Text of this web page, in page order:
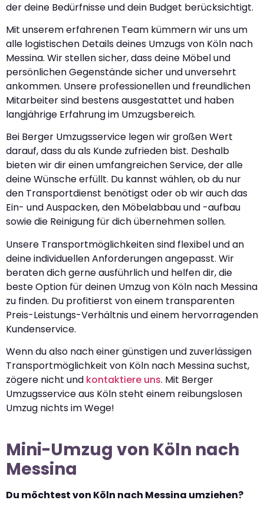
der deine Bedürfnisse und dein Budget berücksichtigt.
Mit unserem erfahrenen Team kümmern wir uns um
alle logistischen Details deines Umzugs von Köln nach
Messina. Wir stellen sicher, dass deine Möbel und
persönlichen Gegenstände sicher und unversehrt
ankommen. Unsere professionellen und freundlichen
Mitarbeiter sind bestens ausgestattet und haben
langjährige Erfahrung im Umzugsbereich.
Bei Berger Umzugsservice legen wir großen Wert
darauf, dass du als Kunde zufrieden bist. Deshalb
bieten wir dir einen umfangreichen Service, der alle
deine Wünsche erfüllt. Du kannst wählen, ob du nur
den Transportdienst benötigst oder ob wir auch das
Ein- und Auspacken, den Möbelabbau und -aufbau
sowie die Reinigung für dich übernehmen sollen.
Unsere Transportmöglichkeiten sind flexibel und an
deine individuellen Anforderungen angepasst. Wir
beraten dich gerne ausführlich und helfen dir, die
beste Option für deinen Umzug von Köln nach Messina
zu finden. Du profitierst von einem transparenten
Preis-Leistungs-Verhältnis und einem hervorragenden
Kundenservice.
Wenn du also nach einer günstigen und zuverlässigen
Transportmöglichkeit von Köln nach Messina suchst,
zögere nicht und kontaktiere uns. Mit Berger
Umzugsservice aus Köln steht einem reibungslosen
Umzug nichts im Wege!
Mini-Umzug von Köln nach
Messina
Du möchtest von Köln nach Messina umziehen?